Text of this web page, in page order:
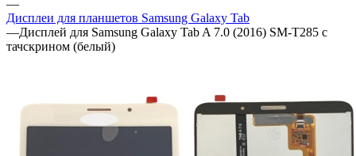
—
Дисплеи для планшетов Samsung Galaxy Tab
—Дисплей для Samsung Galaxy Tab A 7.0 (2016) SM-T285 c
тачскрином (белый)